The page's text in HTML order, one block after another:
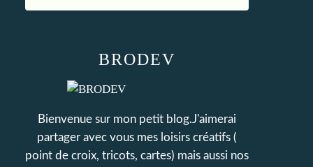
BRODEV
Bienvenue sur mon petit blog.J'aimerai
partager avec vous mes loisirs créatifs (
point de croix, tricots, cartes) mais aussi nos